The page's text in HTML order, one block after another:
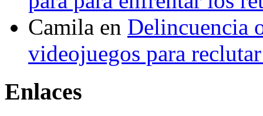
Camila en Delincuencia
videojuegos para
Enlaces